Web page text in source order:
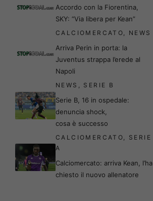
Accordo con la Fiorentina,
SKY: “Via libera per Kean”
CALCIOMERCATO NEWS
Arriva Perin in porta: la
Juventus strappa l’erede al
Napoli
NEWS SERIE B
Serie B, 16 in ospedale:
denuncia shock,
cosa è successo
CALCIOMERCATO
SERIE
A
Calciomercato: arriva Kean, l’ha
chiesto il nuovo allenatore